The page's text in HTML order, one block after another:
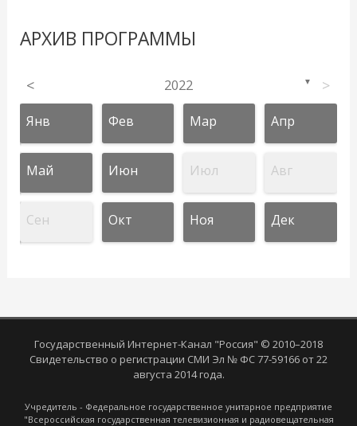
АРХИВ ПРОГРАММЫ
< 2022 ▼ >
Янв Фев Мар Апр
Май Июн Июл Авг
Сен Окт Ноя Дек
Государственный Интернет-Канал "Россия" © 2010–2018
Свидетельство о регистрации СМИ Эл № ФС 77-59166 от 22
августа 2014 года.
Учредитель - Федеральное государственное унитарное предприятие
"Всероссийская государственная телевизионная и радиовещательная